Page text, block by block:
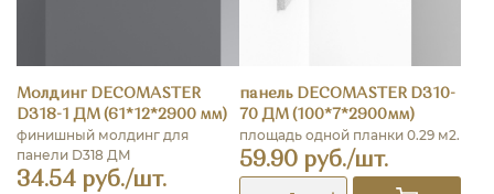
Молдинг DECOMASTER
D318-1 ДМ (61*12*2900 мм)
финишный молдинг для
панели D318 ДМ
34.54 руб./шт.
панель DECOMASTER D310-
70 ДМ (100*7*2900мм)
площадь одной планки 0.29 м2.
59.90 руб./шт.